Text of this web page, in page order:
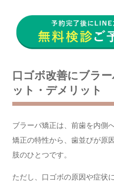
口ゴボ改善にブラ
ット・デメリット
ブラーバ矯正は、前歯を内側
矯正の特性から、歯並びが原
肢のひとつです。
ただし、口ゴボの原因や症状